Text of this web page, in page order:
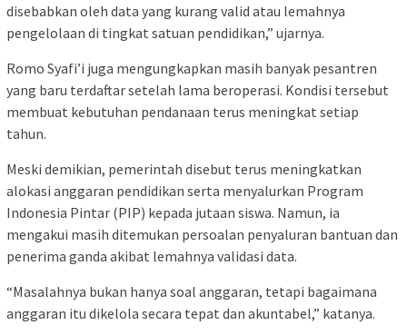
disebabkan oleh data yang kurang valid atau lemahnya
pengelolaan di tingkat satuan pendidikan,” ujarnya.
Romo Syafi’i juga mengungkapkan masih banyak pesantren
yang baru terdaftar setelah lama beroperasi. Kondisi tersebut
membuat kebutuhan pendanaan terus meningkat setiap
tahun.
Meski demikian, pemerintah disebut terus meningkatkan
alokasi anggaran pendidikan serta menyalurkan Program
Indonesia Pintar (PIP) kepada jutaan siswa. Namun, ia
mengakui masih ditemukan persoalan penyaluran bantuan dan
penerima ganda akibat lemahnya validasi data.
“Masalahnya bukan hanya soal anggaran, tetapi bagaimana
anggaran itu dikelola secara tepat dan akuntabel,” katanya.